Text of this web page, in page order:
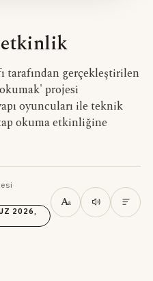
etkinlik
tarafından gerçekleştirilen
projesi
oyuncuları ile teknik
okuma etkinliğine
·
2026,
Aa